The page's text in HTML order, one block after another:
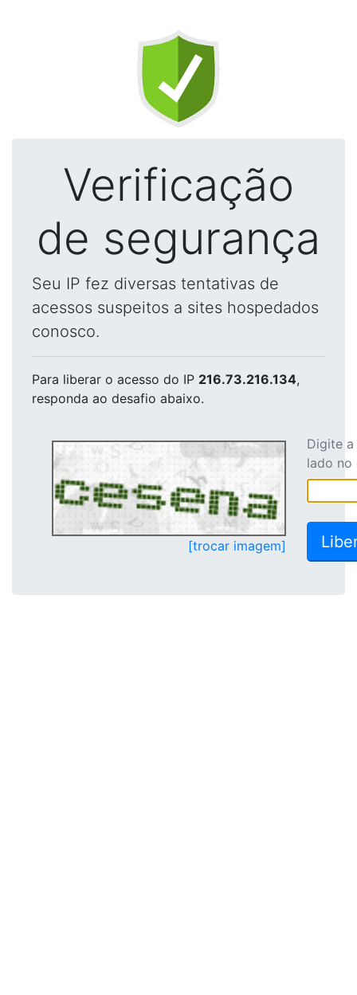
Verificação
de segurança
Seu IP fez diversas tentativas de
acessos suspeitos a sites hospedados
conosco.
Para liberar o acesso do IP 216.73.216.134,
responda ao desafio abaixo.
[trocar imagem]
Digite
lado no